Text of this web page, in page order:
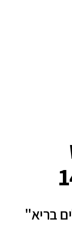
בריא"